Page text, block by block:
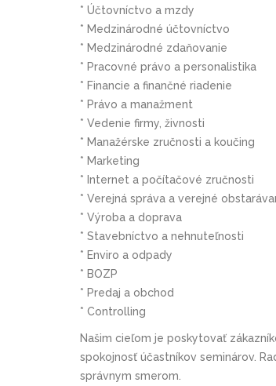
* Účtovníctvo a mzdy
* Medzinárodné účtovníctvo
* Medzinárodné zdaňovanie
* Pracovné právo a personalistika
* Financie a finančné riadenie
* Právo a manažment
* Vedenie firmy, živnosti
* Manažérske zručnosti a koučing
* Marketing
* Internet a počítačové zručnosti
* Verejná správa a verejné
* Výroba a doprava
* Stavebníctvo a nehnuteľnosti
* Enviro a odpady
* BOZP
* Predaj a obchod
* Controlling
Našim cieľom je poskytovať
spokojnosť účastníkov seminárov.
správnym smerom.